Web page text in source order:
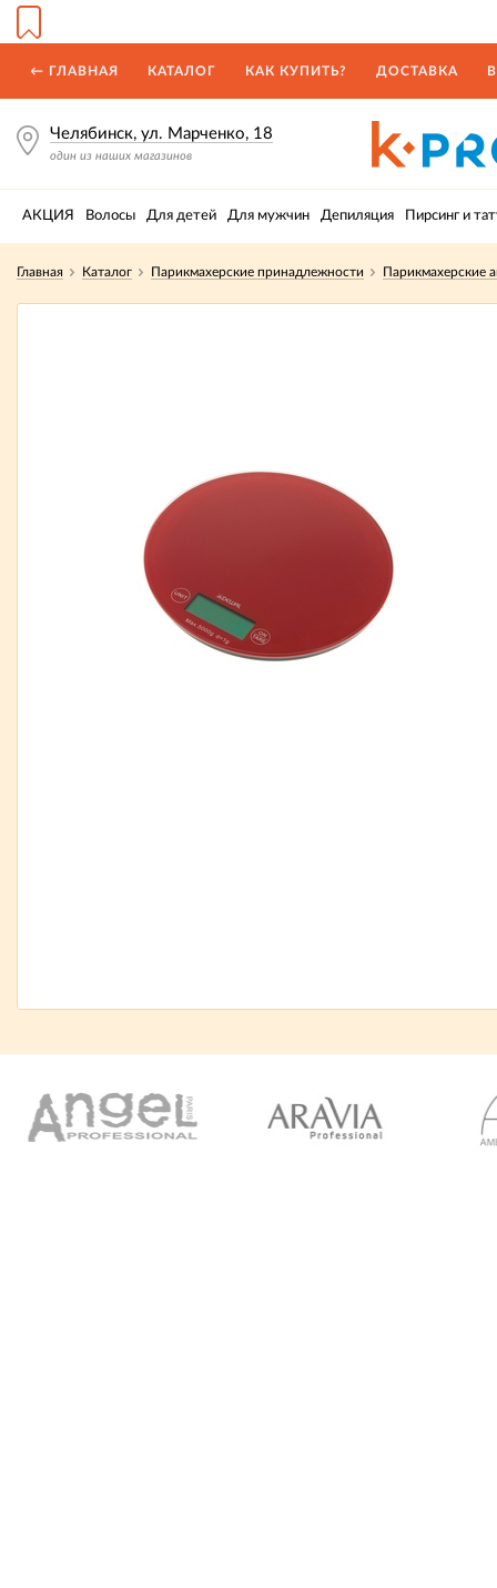
← ГЛАВНАЯ КАТАЛОГ КАК КУПИТЬ? ДОСТАВКА
Челябинск, ул. Марченко, 18
один из наших магазинов
АКЦИЯ Волосы Для детей Для мужчин Депиляция Пирсинг и
Главная Каталог Парикмахерские принадлежности Парикмахерские